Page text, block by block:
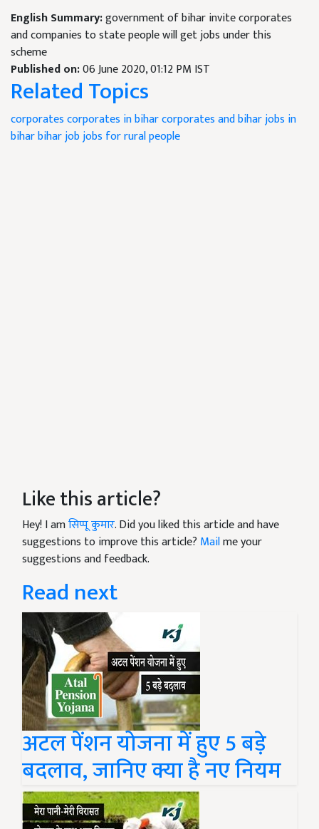
English Summary:government of bihar invite corporates
and companies to state people will get jobs under this
scheme
Published on:06 June 2020, 01:12 PM IST
Related Topics
corporatescorporates in biharcorporates and biharjobs in
biharbihar jobjobs for rural people
Like this article?
Hey! I amसिप्पू कुमार. Did you liked this article and have
suggestions to improve this article? Mailme your
suggestions and feedback.
Read next
अटल पेंशन योजना में हुए 5 बड़े
बदलाव, जानिए क्या है नए नियम